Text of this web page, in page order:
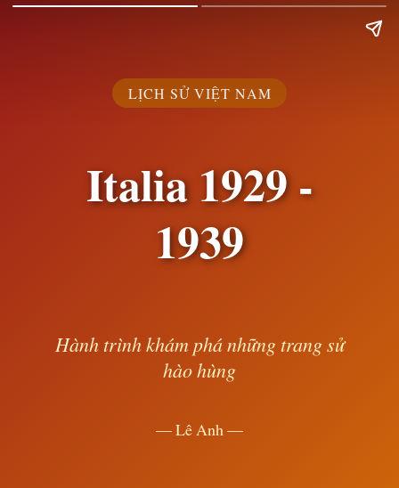
LỊCH SỬ VIỆT NAM
Italia 1929 -
1939
Hành trình khám phá những trang sử
hào hùng
— Lê Anh —